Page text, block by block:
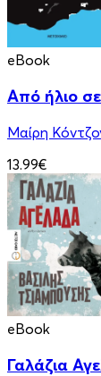
eBook
Από ήλιο
Μαίρη
13.99€
eBook
Γαλάζια